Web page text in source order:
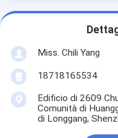
Miss. Chili Yang
18718165534
Edificio di 2609
Comunità di
di Longgang,